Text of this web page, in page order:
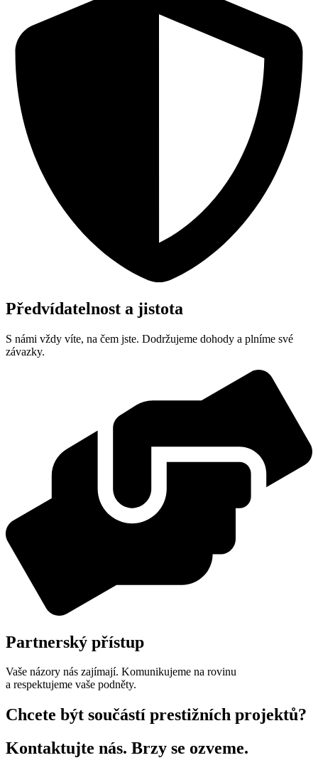
Předvídatelnost a jistota
S námi vždy víte, na čem jste. Dodržujeme dohody a plníme své
závazky.
Partnerský přístup
Vaše názory nás zajímají. Komunikujeme na rovinu
a respektujeme vaše podněty.
Chcete být součástí prestižních projektů?
Kontaktujte nás. Brzy se ozveme.